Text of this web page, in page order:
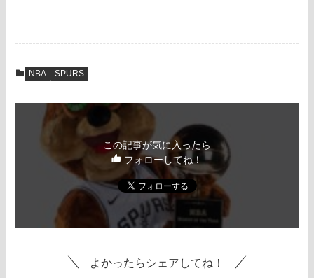
NBA SPURS
この記事が気に入ったら
フォローしてね！
よかったらシェアしてね！